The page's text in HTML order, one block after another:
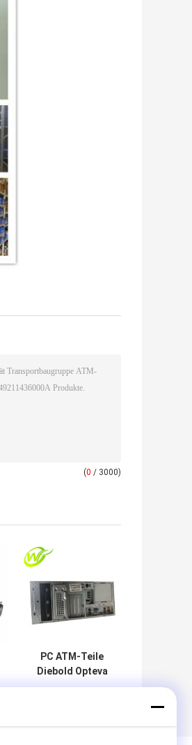
(0 / 3000)
PC ATM-Teile
Diebold Opteva
2.9GHZ 4GB Kern